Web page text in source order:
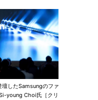
したSamsungのファ
young Choi氏［クリ